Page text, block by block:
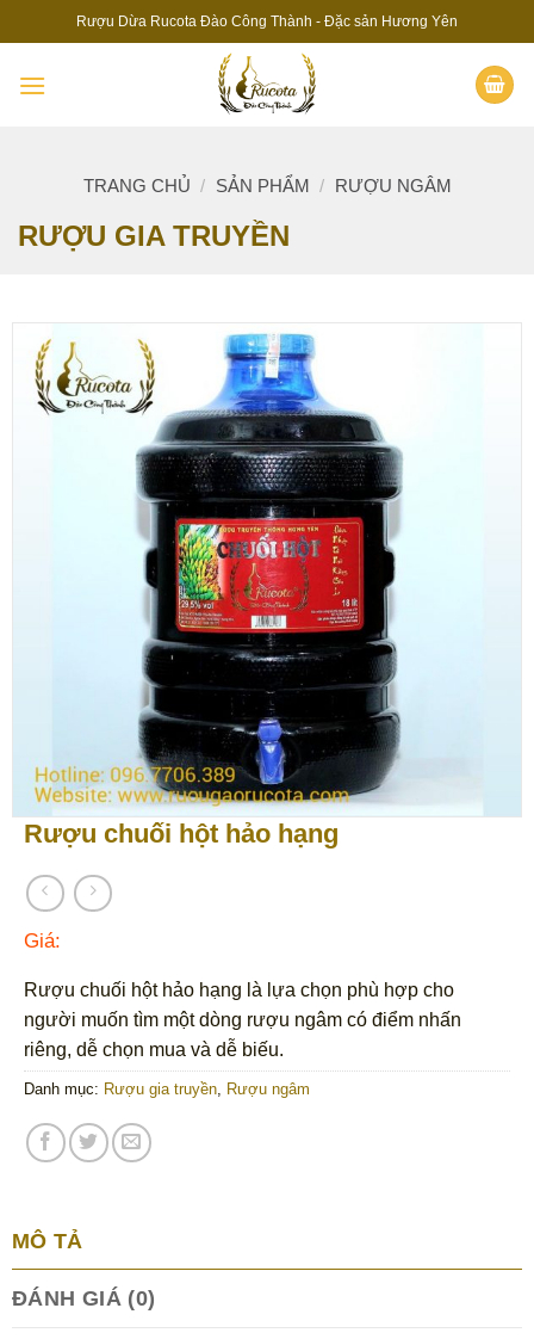
to
content
Rượu Dừa Rucota Đào Công Thành - Đặc sản Hương Yên
TRANG CHỦ / SẢN PHẨM / RƯỢU NGÂM
RƯỢU GIA TRUYỀN
Rượu chuối hột hảo hạng
Giá:
Rượu chuối hột hảo hạng là lựa chọn phù hợp cho
người muốn tìm một dòng rượu ngâm có điểm nhấn
riêng, dễ chọn mua và dễ biếu.
Danh mục: Rượu gia truyền, Rượu ngâm
MÔ TẢ
ĐÁNH GIÁ (0)